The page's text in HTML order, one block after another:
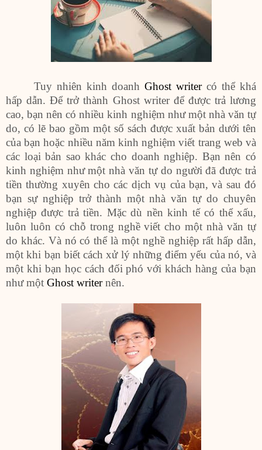
Tuy nhiên kinh doanh Ghost writercó thể khá
hấp dẫn. Để trở thành Ghost writer để được trả lương
cao, bạn nên có nhiều kinh nghiệm như một nhà văn tự
do, có lẽ bao gồm một số sách được xuất bản dưới tên
của bạn hoặc nhiều năm kinh nghiệm viết trang web và
các loại bản sao khác cho doanh nghiệp. Bạn nên có
kinh nghiệm như một nhà văn tự do người đã được trả
tiền thường xuyên cho các dịch vụ của bạn, và sau đó
bạn sự nghiệp trở thành một nhà văn tự do chuyên
nghiệp được trả tiền. Mặc dù nền kinh tế có thể xấu,
luôn luôn có chỗ trong nghề viết cho một nhà văn tự
do khác. Và nó có thể là một nghề nghiệp rất hấp dẫn,
một khi bạn biết cách xử lý những điểm yếu của nó, và
một khi bạn học cách đối phó với khách hàng của bạn
như một Ghost writer nên.